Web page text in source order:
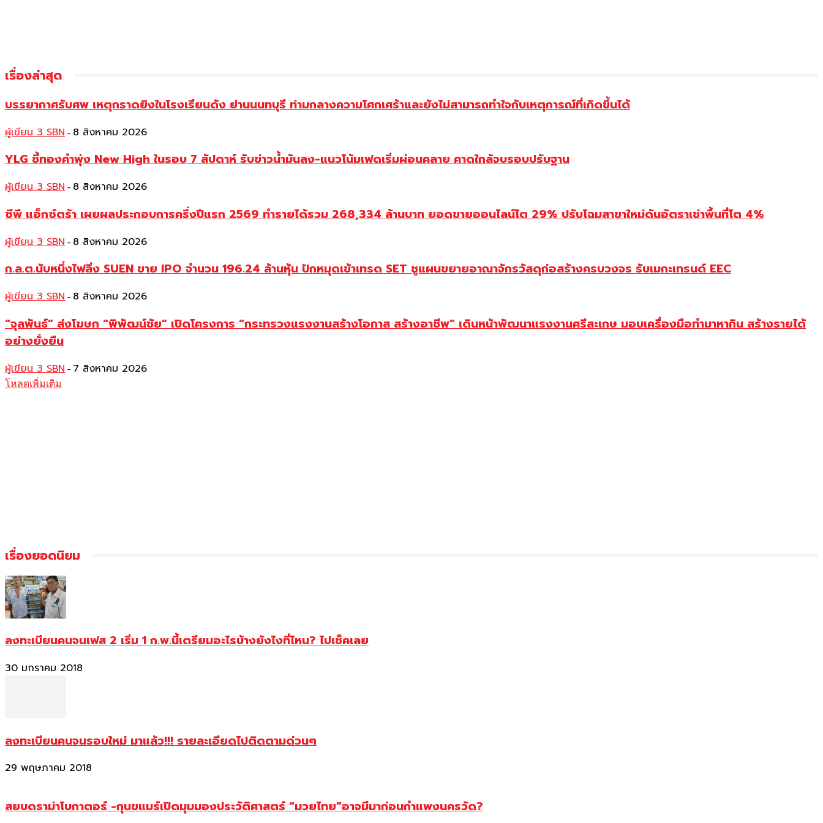
เรื่องล่าสุด
บรรยากาศรับศพ เหตุกราดยิงในโรงเรียนดัง ย่านนนทบุรี ท่ามกลางความโศกเศร้าและยังไม่สามารถทำใจกับเหตุการณ์ที่เกิดขึ้นได้
ผู้เขียน 3 SBN - 8 สิงหาคม 2026
YLG ชี้ทองคำพุ่ง New High ในรอบ 7 สัปดาห์ รับข่าวน้ำมันลง-แนวโน้มเฟดเริ่มผ่อนคลาย คาดใกล้จบรอบปรับฐาน
ผู้เขียน 3 SBN - 8 สิงหาคม 2026
ซีพี แอ็กซ์ตร้า เผยผลประกอบการครึ่งปีแรก 2569 ทำรายได้รวม 268,334 ล้านบาท ยอดขายออนไลน์โต 29% ปรับโฉมสาขาใหม่ดันอัตราเช่าพื้นที่โต 4%
ผู้เขียน 3 SBN - 8 สิงหาคม 2026
ก.ล.ต.นับหนึ่งไฟลิ่ง SUEN ขาย IPO จำนวน 196.24 ล้านหุ้น ปักหมุดเข้าเทรด SET ชูแผนขยายอาณาจักรวัสดุก่อสร้างครบวงจร รับเมกะเทรนด์ EEC
ผู้เขียน 3 SBN - 8 สิงหาคม 2026
“จุลพันธ์” ส่งโฆษก “พิพัฒน์ชัย” เปิดโครงการ “กระทรวงแรงงานสร้างโอกาส สร้างอาชีพ” เดินหน้าพัฒนาแรงงานศรีสะเกษ มอบเครื่องมือทำมาหากิน สร้างรายได้
อย่างยั่งยืน
ผู้เขียน 3 SBN - 7 สิงหาคม 2026
โหลดเพิ่มเติม
เรื่องยอดนิยม
ลงทะเบียนคนจนเฟส 2 เริ่ม 1 ก.พ.นี้เตรียมอะไรบ้างยังไงที่ไหน? ไปเช็คเลย
30 มกราคม 2018
ลงทะเบียนคนจนรอบใหม่ มาแล้ว!!! รายละเอียดไปติดตามด่วนๆ
29 พฤษภาคม 2018
สยบดราม่าโบกาตอร์ -กุนขแมร์เปิดมุมมองประวัติศาสตร์ “มวยไทย”อาจมีมาก่อนกำแพงนครวัด?